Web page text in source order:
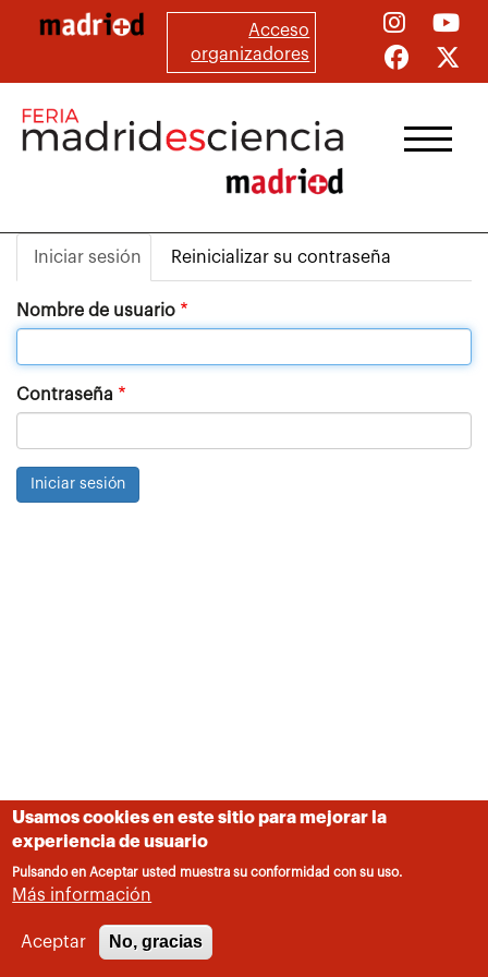
principal
Acceso
organizadores
Solapas
principales
Iniciar sesión Reinicializar su contraseña
Nombre de usuario
Contraseña
Usamos cookies en este sitio para mejorar la
experiencia de usuario
Pulsando en Aceptar usted muestra su conformidad con su uso.
Más información
Aceptar No, gracias